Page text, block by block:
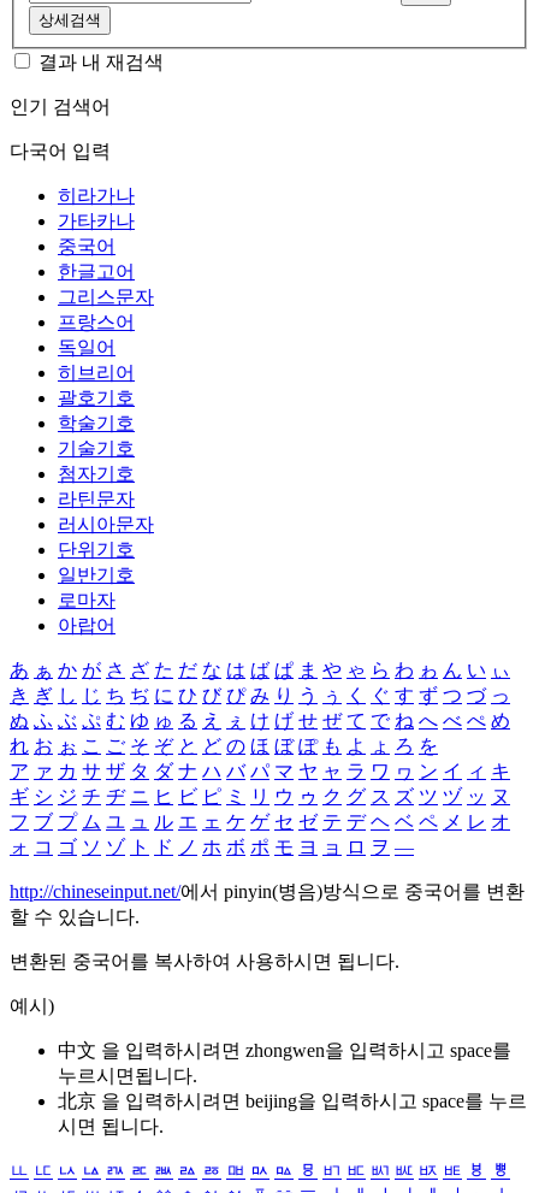
상세검색
결과 내 재검색
인기 검색어
다국어 입력
히라가나
가타카나
중국어
한글고어
그리스문자
프랑스어
독일어
히브리어
괄호기호
학술기호
기술기호
첨자기호
라틴문자
러시아문자
단위기호
일반기호
로마자
아랍어
あ ぁ か が さ ざ た だ な は ば ぱ ま や ゃ ら わ ゎ ん い ぃ
き ぎ し じ ち ぢ に ひ び ぴ み り う ぅ く ぐ す ず つ づ っ
ぬ ふ ぶ ぷ む ゆ ゅ る え ぇ け げ せ ぜ て で ね へ べ ぺ め
れ お ぉ こ ご そ ぞ と ど の ほ ぼ ぽ も よ ょ ろ を
ア ァ カ サ ザ タ ダ ナ ハ バ パ マ ヤ ャ ラ ワ ヮ ン イ ィ キ
ギ シ ジ チ ヂ ニ ヒ ビ ピ ミ リ ウ ゥ ク グ ス ズ ツ ヅ ッ ヌ
フ ブ プ ム ユ ュ ル エ ェ ケ ゲ セ ゼ テ デ ヘ ベ ペ メ レ オ
ォ コ ゴ ソ ゾ ト ド ノ ホ ボ ポ モ ヨ ョ ロ ヲ ―
http://chineseinput.net/에서 pinyin(병음)방식으로 중국어를 변환
할 수 있습니다.
변환된 중국어를 복사하여 사용하시면 됩니다.
예시)
中文 을 입력하시려면 zhongwen을 입력하시고 space를
누르시면됩니다.
北京 을 입력하시려면 beijing을 입력하시고 space를 누르
시면 됩니다.
ㅥ ㅦ ㅧ ㅨ ㅩ ㅪ ㅫ ㅬ ㅭ ㅮ ㅯ ㅰ ㅱ ㅲ ㅳ ㅴ ㅵ ㅶ ㅷ ㅸ
ㅹ